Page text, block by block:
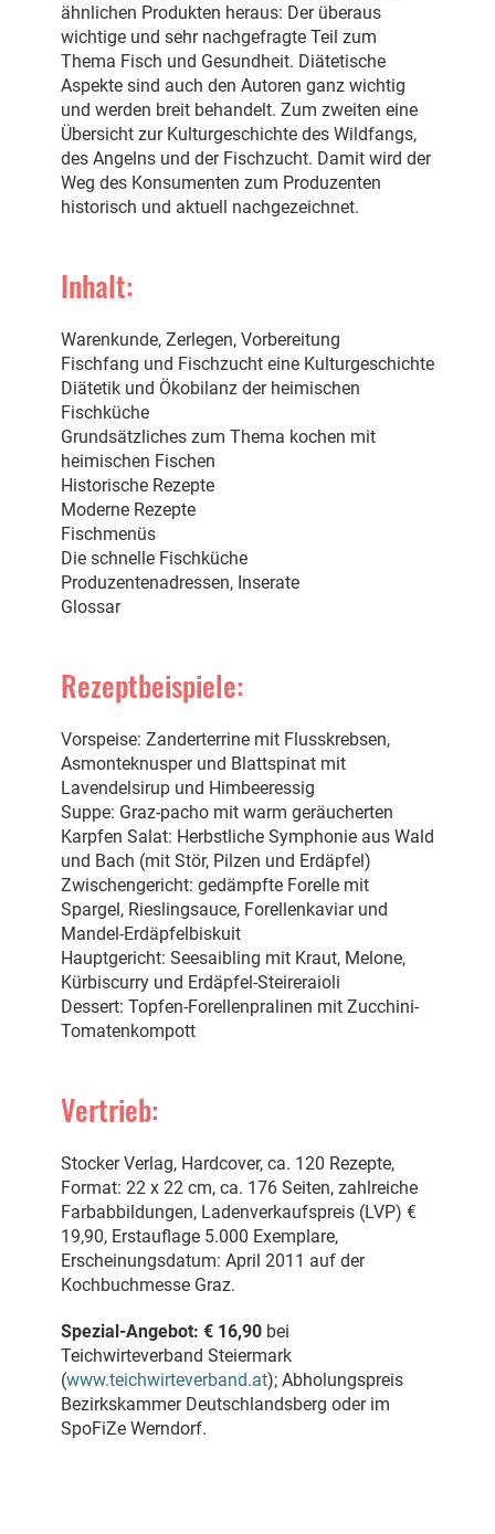
ähnlichen Produkten heraus: Der überaus
wichtige und sehr nachgefragte Teil zum
Thema Fisch und Gesundheit. Diätetische
Aspekte sind auch den Autoren ganz wichtig
und werden breit behandelt. Zum zweiten eine
Übersicht zur Kulturgeschichte des Wildfangs,
des Angelns und der Fischzucht. Damit wird der
Weg des Konsumenten zum Produzenten
historisch und aktuell nachgezeichnet.
Inhalt:
Warenkunde, Zerlegen, Vorbereitung
Fischfang und Fischzucht eine Kulturgeschichte
Diätetik und Ökobilanz der heimischen
Fischküche
Grundsätzliches zum Thema kochen mit
heimischen Fischen
Historische Rezepte
Moderne Rezepte
Fischmenüs
Die schnelle Fischküche
Produzentenadressen, Inserate
Glossar
Rezeptbeispiele:
Vorspeise: Zanderterrine mit Flusskrebsen,
Asmonteknusper und Blattspinat mit
Lavendelsirup und Himbeeressig
Suppe: Graz-pacho mit warm geräucherten
Karpfen Salat: Herbstliche Symphonie aus Wald
und Bach (mit Stör, Pilzen und Erdäpfel)
Zwischengericht: gedämpfte Forelle mit
Spargel, Rieslingsauce, Forellenkaviar und
Mandel-Erdäpfelbiskuit
Hauptgericht: Seesaibling mit Kraut, Melone,
Kürbiscurry und Erdäpfel-Steireraioli
Dessert: Topfen-Forellenpralinen mit Zucchini-
Tomatenkompott
Vertrieb:
Stocker Verlag, Hardcover, ca. 120 Rezepte,
Format: 22 x 22 cm, ca. 176 Seiten, zahlreiche
Farbabbildungen, Ladenverkaufspreis (LVP) €
19,90, Erstauflage 5.000 Exemplare,
Erscheinungsdatum: April 2011 auf der
Kochbuchmesse Graz.
Spezial-Angebot: € 16,90 bei
Teichwirteverband Steiermark
(www.teichwirteverband.at); Abholungspreis
Bezirkskammer Deutschlandsberg oder im
SpoFiZe Werndorf.